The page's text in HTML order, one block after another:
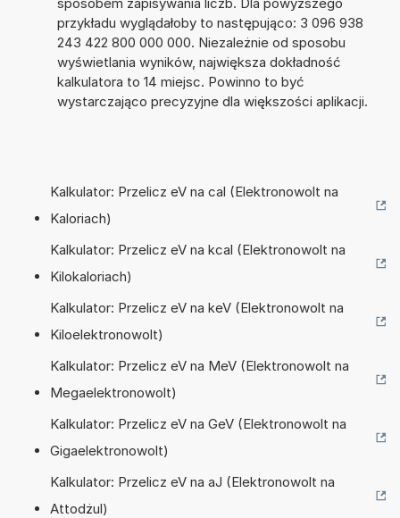
przykładu wyglądałoby to następująco: 3 096 938
243 422 800 000 000. Niezależnie od sposobu
wyświetlania wyników, największa dokładność
kalkulatora to 14 miejsc. Powinno to być
wystarczająco precyzyjne dla większości aplikacji.
Kalkulator: Przelicz eV na cal (Elektronowolt na
Kaloriach)
Kalkulator: Przelicz eV na kcal (Elektronowolt na
Kilokaloriach)
Kalkulator: Przelicz eV na keV (Elektronowolt na
Kiloelektronowolt)
Kalkulator: Przelicz eV na MeV (Elektronowolt na
Megaelektronowolt)
Kalkulator: Przelicz eV na GeV (Elektronowolt na
Gigaelektronowolt)
Kalkulator: Przelicz eV na aJ (Elektronowolt na
Attodżul)